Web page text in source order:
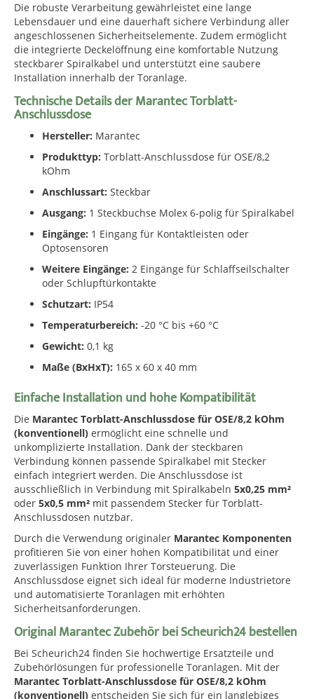
Die robuste Verarbeitung gewährleistet eine lange
Lebensdauer und eine dauerhaft sichere Verbindung aller
angeschlossenen Sicherheitselemente. Zudem ermöglicht
die integrierte Deckelöffnung eine komfortable Nutzung
steckbarer Spiralkabel und unterstützt eine saubere
Installation innerhalb der Toranlage.
Technische Details der Marantec Torblatt-
Anschlussdose
Hersteller: Marantec
Produkttyp: Torblatt-Anschlussdose für OSE/8,2
kOhm
Anschlussart: Steckbar
Ausgang: 1 Steckbuchse Molex 6-polig für Spiralkabel
Eingänge: 1 Eingang für Kontaktleisten oder
Optosensoren
Weitere Eingänge: 2 Eingänge für Schlaffseilschalter
oder Schlupftürkontakte
Schutzart: IP54
Temperaturbereich: -20 °C bis +60 °C
Gewicht: 0,1 kg
Maße (BxHxT): 165 x 60 x 40 mm
Einfache Installation und hohe Kompatibilität
Die Marantec Torblatt-Anschlussdose für OSE/8,2 kOhm
(konventionell) ermöglicht eine schnelle und
unkomplizierte Installation. Dank der steckbaren
Verbindung können passende Spiralkabel mit Stecker
einfach integriert werden. Die Anschlussdose ist
ausschließlich in Verbindung mit Spiralkabeln 5x0,25 mm²
oder 5x0,5 mm² mit passendem Stecker für Torblatt-
Anschlussdosen nutzbar.
Durch die Verwendung originaler Marantec Komponenten
profitieren Sie von einer hohen Kompatibilität und einer
zuverlässigen Funktion Ihrer Torsteuerung. Die
Anschlussdose eignet sich ideal für moderne Industrietore
und automatisierte Toranlagen mit erhöhten
Sicherheitsanforderungen.
Original Marantec Zubehör bei Scheurich24 bestellen
Bei Scheurich24 finden Sie hochwertige Ersatzteile und
Zubehörlösungen für professionelle Toranlagen. Mit der
Marantec Torblatt-Anschlussdose für OSE/8,2 kOhm
(konventionell) entscheiden Sie sich für ein langlebiges